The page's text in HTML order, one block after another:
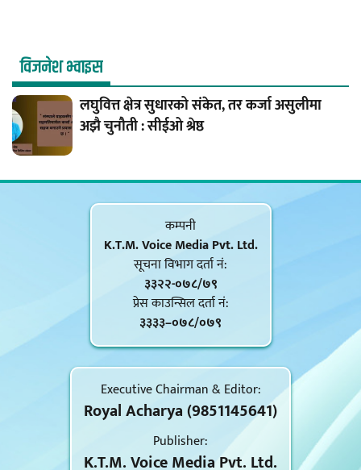
विजनेश भ्वाइस
लघुवित्त क्षेत्र सुधारको संकेत, तर कर्जा असुलीमा
अझै चुनौती : सीईओ श्रेष्ठ
कम्पनी
K.T.M. Voice Media Pvt. Ltd.
सूचना विभाग दर्ता नं‍:
३३२२-०७८/७९
प्रेस काउन्सिल दर्ता नं‍:
३३३३–०७८/०७९
Executive Chairman & Editor:
Royal Acharya (9851145641)
Publisher:
K.T.M. Voice Media Pvt. Ltd.